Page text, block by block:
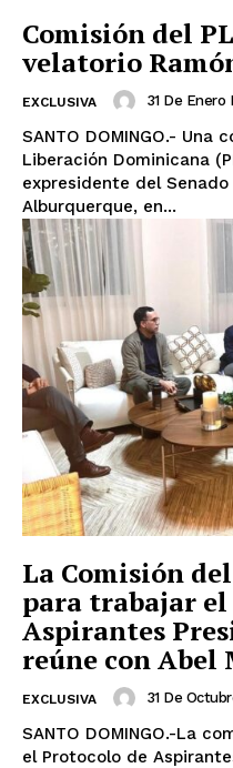
Comisión del
velatorio
EXCLUSIVA 31 De Enero
SANTO DOMINGO.-
Liberación Dominicana
expresidente del
Alburquerque, en...
La Comisión
para trabajar
Aspirantes
reúne con Abel
EXCLUSIVA 31 De
SANTO DOMINGO.-La
el Protocolo de